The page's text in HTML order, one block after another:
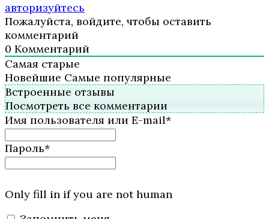
авторизуйтесь
Пожалуйста, войдите, чтобы оставить
комментарий
0 Комментарий
Самая старые
Новейшие Самые популярные
Встроенные отзывы
Посмотреть все комментарии
Имя пользователя или E-mail*
Пароль*
Only fill in if you are not human